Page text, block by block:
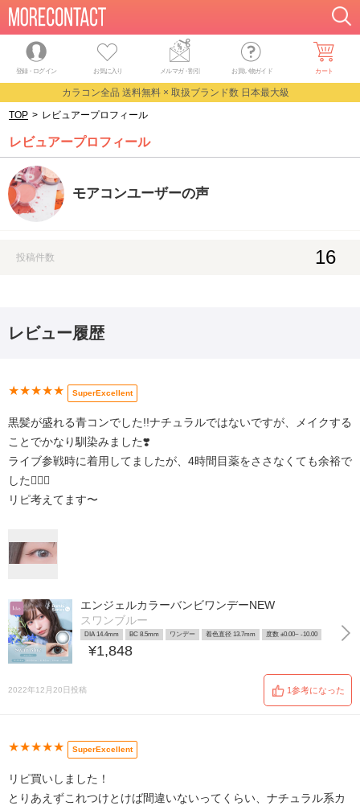
登録・ログイン お気に入り メルマガ・割引 お買い物ガイド カート
カラコン全品 送料無料 × 取扱ブランド数 日本最大級
TOP > レビュアープロフィール
レビュアープロフィール
モアコンユーザーの声
投稿件数 16
レビュー履歴
★★★★★ SuperExcellent
黒髪が盛れる青コンでした!!ナチュラルではないですが、メイクする
ことでかなり馴染みました❣️
ライブ参戦時に着用してましたが、4時間目薬をささなくても余裕で
した🙆🏻‍♀️
リピ考えてます〜
エンジェルカラーバンビワンデーNEW
スワンブルー
DIA 14.4mm BC 8.5mm ワンデー 着色直径 13.7mm 度数 ±0.00~ -10.00
¥1,848
2022年12月20日投稿 1参考になった
★★★★★ SuperExcellent
リピ買いしました！
とりあえずこれつけとけば間違いないってくらい、ナチュラル系カ